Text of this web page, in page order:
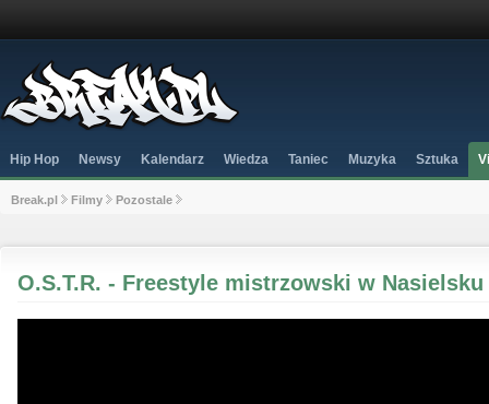
Hip Hop Newsy Kalendarz Wiedza Taniec Muzyka Sztuka
Break.pl Filmy Pozostale
O.S.T.R. - Freestyle mistrzowski w Nasielsku